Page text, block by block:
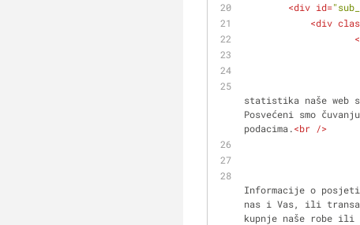
<div id=
<div
<
statistika naše web
Posvećeni smo
podacima.<br />
Informacije o
nas i Vas, ili
kupnje naše robe ili